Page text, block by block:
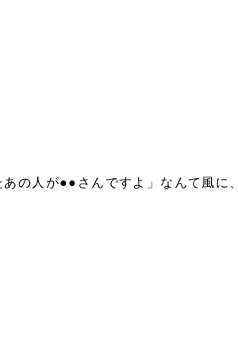
の人が●●さんですよ」なんて風に、